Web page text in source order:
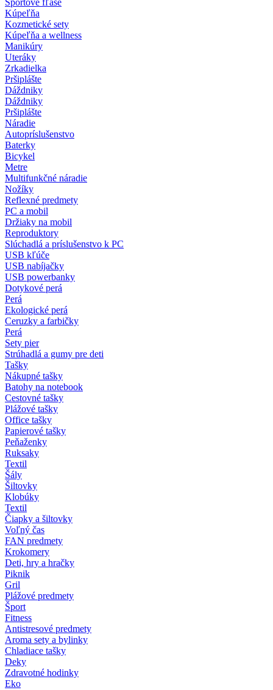
Športové fľaše
Kúpeľňa
Kozmetické sety
Kúpeľňa a wellness
Manikúry
Uteráky
Zrkadielka
Pršiplášte
Dáždniky
Dáždniky
Pršiplášte
Náradie
Autopríslušenstvo
Baterky
Bicykel
Metre
Multifunkčné náradie
Nožíky
Reflexné predmety
PC a mobil
Držiaky na mobil
Reproduktory
Slúchadlá a príslušenstvo k PC
USB kľúče
USB nabíjačky
USB powerbanky
Dotykové perá
Perá
Ekologické perá
Ceruzky a farbičky
Perá
Sety pier
Strúhadlá a gumy pre deti
Tašky
Nákupné tašky
Batohy na notebook
Cestovné tašky
Plážové tašky
Office tašky
Papierové tašky
Peňaženky
Ruksaky
Textil
Šály
Šiltovky
Klobúky
Textil
Čiapky a šiltovky
Voľný čas
FAN predmety
Krokomery
Deti, hry a hračky
Piknik
Gril
Plážové predmety
Šport
Fitness
Antistresové predmety
Aroma sety a bylinky
Chladiace tašky
Deky
Zdravotné hodinky
Eko